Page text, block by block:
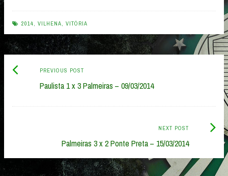
2014, VILHENA, VITÓRIA
Post
navigation
PREVIOUS POSTPrevious
post:
Paulista 1 x 3 Palmeiras – 09/03/2014
NEXT POST
Palmeiras 3 x 2 Ponte Preta – 15/03/2014
Next